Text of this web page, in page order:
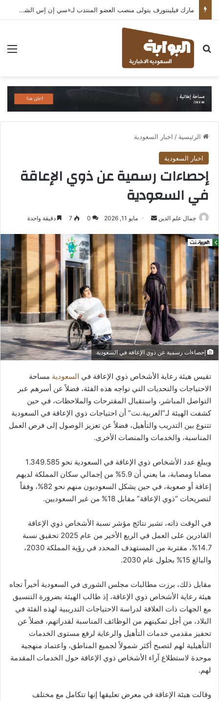
مارك فيلينتورف يتولى منصب العضو المنتدب لـ«سي إن إس الشرق الأوسط» ويشرف على شركات قطاع التكنولوجيا ضمن مجموعة غباش
بحث عن
الرئيسية / اخبار السعودية
اخبار السعودية
إحصاءات رسمية عن ذوي الإعاقة
في السعودية
جمال علم الدين
أرسل
إلكترونيا
مايو 11, 2026 0
7 دقيقة واحدة
إحصاءات رسمية عن ذوي الإعاقة في السعودية
تقيس هيئة رعاية الأشخاص ذوي الإعاقة في السعودية مساحة
الاحتياجات والتحديات التي تواجه هذه الفئة، فضلاً عن أسرهم عبر
التواصل المباشر، واستقبال المقترحات والملاحظات، في حين
كشفت الهيئة لـ”العربية.نت” أن احتياجات ذوي الإعاقة في السعودية
تتنوع بين التدريب والتأهيل، فضلاً عن تعزيز الوصول إلى فرص العمل
المناسبة، والخدمات والمنصات الأخرى.
ويبلغ عدد الأشخاص ذوي الإعاقة في السعودية نحو 1.349.585
مصابا ومصابة، ما يعني أن 5.9% من إجمالي سكان المملكة لديهم
إعاقة أو صعوبة، في حين يشكل السعوديون منهم نحو 82%، وفقاً
لتصريحات “ذوي الإعاقة” مقابل 18% من غير السعوديين.
في الوقت ذاته، تشير نتائج مؤشر نسبة الأشخاص ذوي الإعاقة
القادرين على العمل في الربع الأخير من عام 2025 تحقيق نسبة
14.7%، مقتربة من المستهدف المحدد في رؤية المملكة 2030،
والبالغ 15% بحلول عام 2030.
مقابل ذلك، برزت مطالبات مجلس الشورى في السعودية أخيراً تجاه
هيئة رعاية الأشخاص ذوي الإعاقة، إذ طالب الهيئة بضرورة التنسيق
مع الجهات ذات العلاقة لدراسة الاحتياجات التدريبية لهذه الفئة في
البلاد، من أجل تمكينهم من الوظائف المناسبة لقدراتهم، فضلاً عن
تحفيز مقدمي خدمات التأهيل والرعاية لرفع مستوى الخدمات
التأهيلية لهم لتصبح أكثر شمولاً لجميع المناطق، واعتماد منهجية
موحدة لاستطلاع آراء الأشخاص ذوي الإعاقة حول الخدمات المقدمة
لهم.
وقالت هيئة الإعاقة في معرض تعليقها إنها تتكامل مع مختلف